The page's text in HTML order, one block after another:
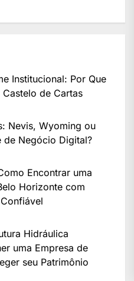
Institucional: Por Que
Castelo de Cartas
Nevis, Wyoming ou
de Negócio Digital?
Encontrar uma
Horizonte com
Hidráulica
uma Empresa de
seu Patrimônio